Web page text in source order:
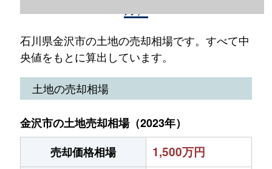
石川県金沢市の土地の売却相場です。すべて中
央値をもとに算出しています。
土地の売却相場
金沢市の土地売却相場（2023年）
売却価格相場
1,500万円